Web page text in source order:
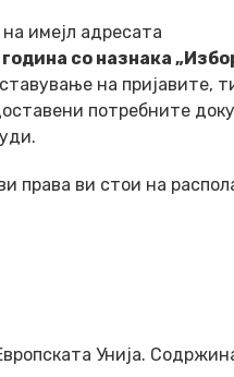
имејл адресата
со назнака
на пријавите,
потребните
права ви стои на
Унија.